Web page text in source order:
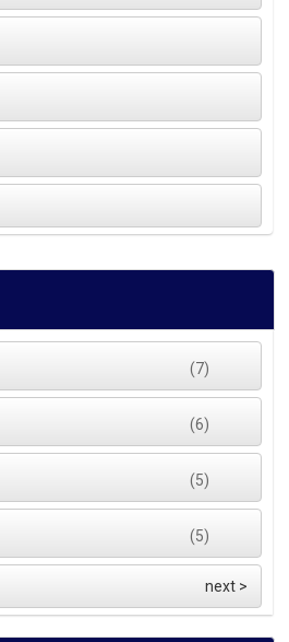
(7)
(6)
(5)
(5)
next >